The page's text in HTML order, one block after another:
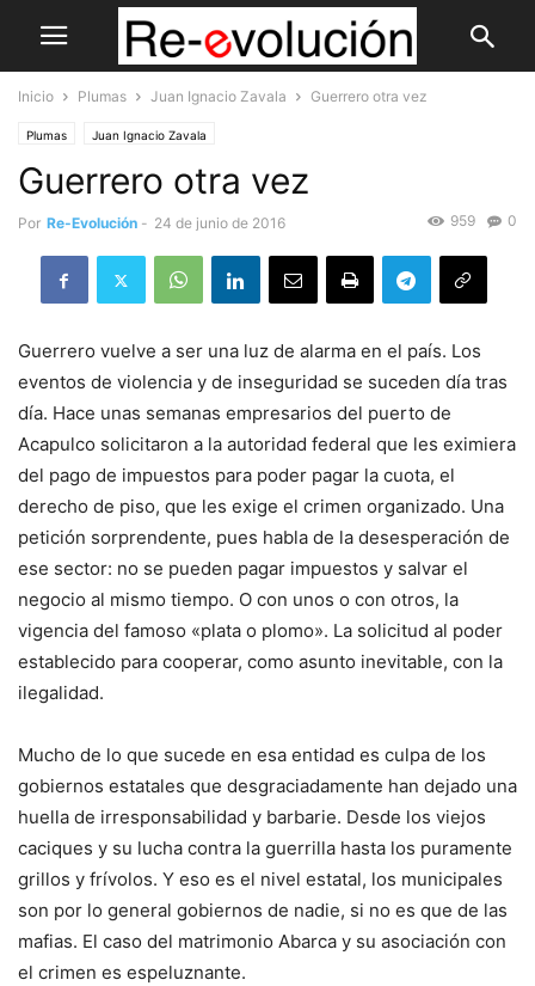
Inicio Plumas Juan Ignacio Zavala Guerrero otra vez
Plumas Juan Ignacio Zavala
Guerrero otra vez
Por Re-Evolución - 24 de junio de 2016 0
959
Guerrero vuelve a ser una luz de alarma en el país. Los
eventos de violencia y de inseguridad se suceden día tras
día. Hace unas semanas empresarios del puerto de
Acapulco solicitaron a la autoridad federal que les eximiera
del pago de impuestos para poder pagar la cuota, el
derecho de piso, que les exige el crimen organizado. Una
petición sorprendente, pues habla de la desesperación de
ese sector: no se pueden pagar impuestos y salvar el
negocio al mismo tiempo. O con unos o con otros, la
vigencia del famoso «plata o plomo». La solicitud al poder
establecido para cooperar, como asunto inevitable, con la
ilegalidad.
Mucho de lo que sucede en esa entidad es culpa de los
gobiernos estatales que desgraciadamente han dejado una
huella de irresponsabilidad y barbarie. Desde los viejos
caciques y su lucha contra la guerrilla hasta los puramente
grillos y frívolos. Y eso es el nivel estatal, los municipales
son por lo general gobiernos de nadie, si no es que de las
mafias. El caso del matrimonio Abarca y su asociación con
el crimen es espeluznante.